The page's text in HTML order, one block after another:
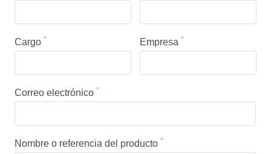
Cargo * Empresa *
Correo electrónico *
Nombre o referencia del producto *